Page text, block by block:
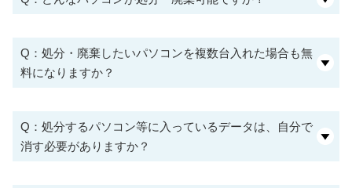
Q：処分・廃棄したいパソコンを複数台入れた場合も無
料になりますか？
Q：処分するパソコン等に入っているデータは、自分で
消す必要がありますか？